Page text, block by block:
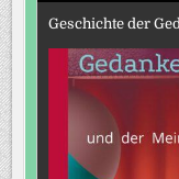
Geschichte der